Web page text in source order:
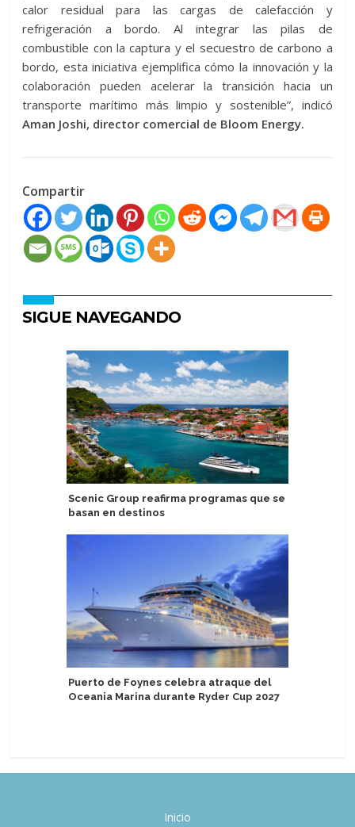
calor residual para las cargas de calefacción y
refrigeración a bordo. Al integrar las pilas de
combustible con la captura y el secuestro de carbono a
bordo, esta iniciativa ejemplifica cómo la innovación y la
colaboración pueden acelerar la transición hacia un
transporte marítimo más limpio y sostenible”, indicó
Aman Joshi, director comercial de Bloom Energy.
Compartir
SIGUE NAVEGANDO
Scenic Group reafirma programas que se
basan en destinos
Puerto de Foynes celebra atraque del
Oceania Marina durante Ryder Cup 2027
Inicio